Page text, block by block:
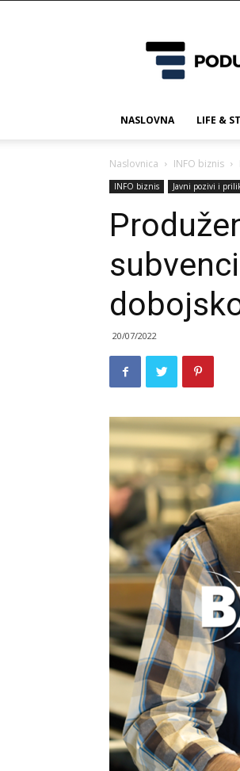
NASLOVNA LIFE &
Naslovnica INFO biznis
INFO biznis Javni pozivi i
20/07/2022